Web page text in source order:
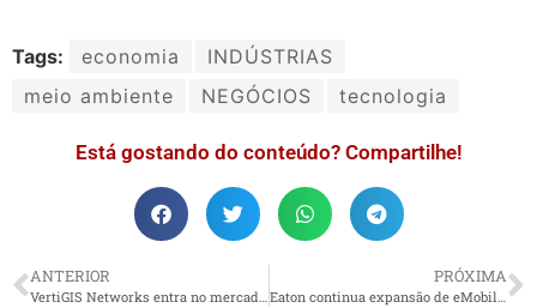
Tags: economia
INDÚSTRIAS
meio ambiente
NEGÓCIOS tecnologia
Está gostando do conteúdo? Compartilhe!
ANTERIOR
VertiGIS Networks entra no mercado de serviços da América do Norte
PRÓXIMA
Eaton continua expansão de eMobilidade na Europa para apoiar o crescimento dos v